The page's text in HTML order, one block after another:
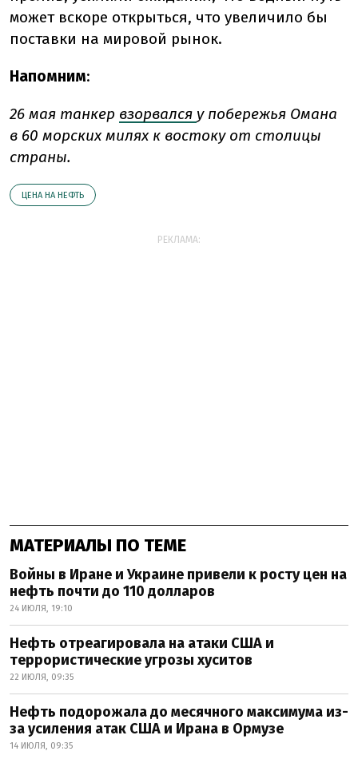
может вскоре открыться, что увеличило бы
поставки на мировой рынок.
Напомним:
26 мая танкер взорвался у побережья Омана
в 60 морских милях к востоку от столицы
страны.
ЦЕНА НА НЕФТЬ
РЕКЛАМА:
МАТЕРИАЛЫ ПО ТЕМЕ
Войны в Иране и Украине привели к росту цен на
нефть почти до 110 долларов
24 ИЮЛЯ, 19:10
Нефть отреагировала на атаки США и
террористические угрозы хуситов
22 ИЮЛЯ, 09:35
Нефть подорожала до месячного максимума из-
за усиления атак США и Ирана в Ормузе
14 ИЮЛЯ, 09:35